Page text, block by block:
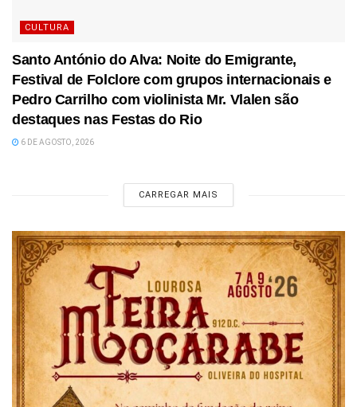
CULTURA
Santo António do Alva: Noite do Emigrante,
Festival de Folclore com grupos internacionais e
Pedro Carrilho com violinista Mr. Vlalen são
destaques nas Festas do Rio
6 DE AGOSTO, 2026
CARREGAR MAIS